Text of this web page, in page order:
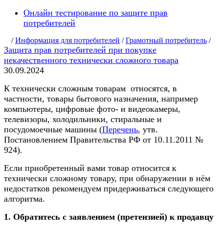
Онлайн тестирование по защите прав
потребителей
/Информация для потребителей /Грамотный потребитель /
Защита прав потребителей при покупке
некачественного технически сложного товара
30.09.2024
К технически сложным товарам относятся, в
частности, товары бытового назначения, например
компьютеры, цифровые фото- и видеокамеры,
телевизоры, холодильники, стиральные и
посудомоечные машины (Перечень, утв.
Постановлением Правительства РФ от 10.11.2011 №
924).
Если приобретенный вами товар относится к
технически сложному товару, при обнаружении в нём
недостатков рекомендуем придерживаться следующего
алгоритма.
1. Обратитесь с заявлением (претензией) к продавцу